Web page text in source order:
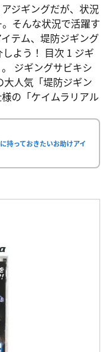
ジギングだが、状況
そんな状況で活躍す
テム、堤防ジギング
よう！ 目次 1 ジギ
ジギングサビキシ
大人気「堤防ジギン
の「ケイムラリアル
持っておきたいお助けアイ